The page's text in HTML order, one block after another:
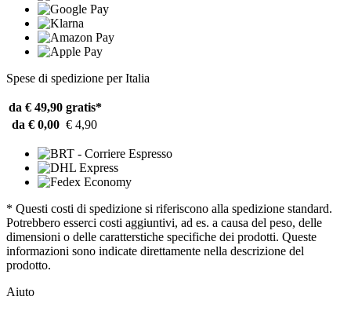
Spese di spedizione per Italia
da € 49,90 gratis*
da € 0,00 € 4,90
* Questi costi di spedizione si riferiscono alla spedizione standard.
Potrebbero esserci costi aggiuntivi, ad es. a causa del peso, delle
dimensioni o delle caratterstiche specifiche dei prodotti. Queste
informazioni sono indicate direttamente nella descrizione del
prodotto.
Aiuto